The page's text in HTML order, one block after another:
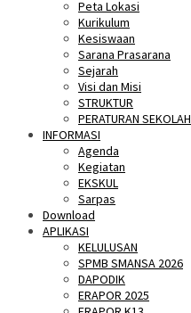
Peta Lokasi
Kurikulum
Kesiswaan
Sarana Prasarana
Sejarah
Visi dan Misi
STRUKTUR
PERATURAN SEKOLAH
INFORMASI
Agenda
Kegiatan
EKSKUL
Sarpas
Download
APLIKASI
KELULUSAN
SPMB SMANSA 2026
DAPODIK
ERAPOR 2025